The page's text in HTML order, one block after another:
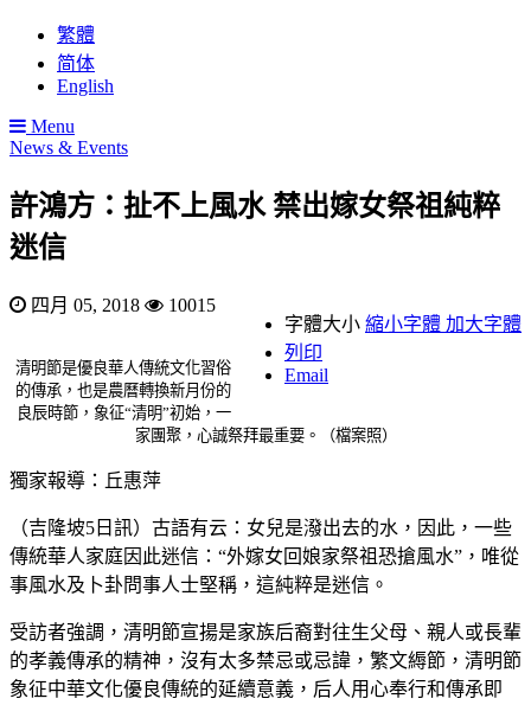
繁體
简体
English
Menu
News & Events
許鴻方：扯不上風水 禁出嫁女祭祖純粹
迷信
四月 05, 2018
10015
字體大小 縮小字體 加大字體
列印
Email
清明節是優良華人傳統文化習俗
的傳承，也是農曆轉換新月份的
良辰時節，象征“清明”初始，一
家團聚，心誠祭拜最重要。（檔案照）
獨家報導：丘惠萍
（吉隆坡5日訊）古語有云：女兒是潑出去的水，因此，一些
傳統華人家庭因此迷信：“外嫁女回娘家祭祖恐搶風水”，唯從
事風水及卜卦問事人士堅稱，這純粹是迷信。
受訪者強調，清明節宣揚是家族后裔對往生父母、親人或長輩
的孝義傳承的精神，沒有太多禁忌或忌諱，繁文縟節，清明節
象征中華文化優良傳統的延續意義，后人用心奉行和傳承即